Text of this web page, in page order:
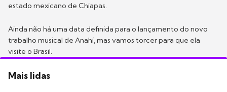
estado mexicano de Chiapas.
Ainda não há uma data definida para o lançamento do novo
trabalho musical de Anahí, mas vamos torcer para que ela
visite o Brasil.
Mais lidas